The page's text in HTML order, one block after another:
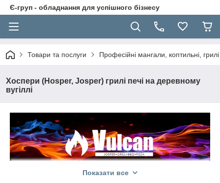
Є-груп - обладнання для успішного бізнесу
Товари та послуги Професійні мангали, коптильні,
Хоспери (Hosper, Josper) грилі печі на деревному
вугіллі
Показати все